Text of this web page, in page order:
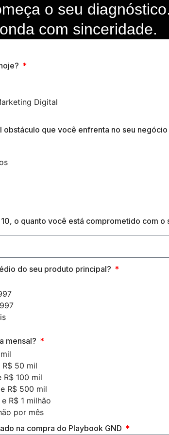
o seu
com sinceridade.
Digital
obstáculo que você enfrenta no seu negócio
o quanto você está comprometido com o
do seu produto principal?
mensal?
R$ 50 mil
R$ 100 mil
R$ 500 mil
R$ 1 milhão
por mês
na compra do Playbook GND